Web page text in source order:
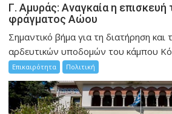
Γ. Αμυράς: Αναγκαία η επισκευή
φράγματος Αώου
Σημαντικό βήμα για τη διατήρηση
αρδευτικών υποδομών του κάμπου
Επικαιρότητα Πολιτική